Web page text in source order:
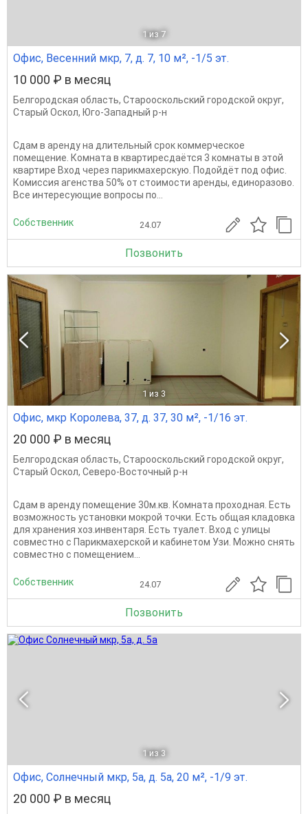
1 из 7
Офис, Весенний мкр, 7, д. 7, 10 м², -1/5 эт.
10 000 ₽ в месяц
Белгородская область, Старооскольский городской округ,
Старый Оскол, Юго-Западный р-н
Сдам в аренду на длительный срок коммерческое
помещение. Комната в квартиресдаётся 3 комнаты в этой
квартире Вход через парикмахерскую. Подойдёт под офис.
Комиссия агенства 50% от стоимости аренды, единоразово.
Все интересующие вопросы по...
Собственник 24.07
Позвонить
1 из 3
Офис, мкр Королева, 37, д. 37, 30 м², -1/16 эт.
20 000 ₽ в месяц
Белгородская область, Старооскольский городской округ,
Старый Оскол, Северо-Восточный р-н
Сдам в аренду помещение 30м.кв. Комната проходная. Есть
возможность установки мокрой точки. Есть общая кладовка
для хранения хоз.инвентаря. Есть туалет. Вход с улицы
совместно с Парикмахерской и кабинетом Узи. Можно снять
совместно с помещением...
Собственник 24.07
Позвонить
1 из 3
Офис, Солнечный мкр, 5а, д. 5а, 20 м², -1/9 эт.
20 000 ₽ в месяц